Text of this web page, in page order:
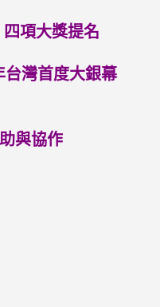
項大獎提名
灣首度大銀幕
與協作